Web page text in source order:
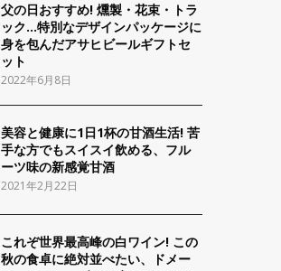
父の日おすすめ! 燻製・花束・トラ
ック…特別なデザインパッケージに
身を包んだアサヒビールギフトセ
ット
2022年6月8日
美容と健康に1日1杯の甘酒生活! 苦
手な方でもスイスイ飲める、フル
ーツ味の新感覚甘酒
2021年2月22日
これぞ世界最高峰の白ワイン! この
秋の食卓に絶対並べたい、ドメー